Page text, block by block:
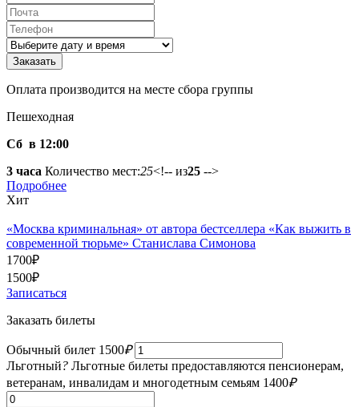
Оплата производится на месте сбора группы
Пешеходная
Сб в 12:00
3 часа Количество мест:25<!-- из25 -->
Подробнее
Хит
«Москва криминальная» от автора бестселлера «Как выжить в
современной тюрьме» Станислава Симонова
1700₽
1500₽
Записаться
Заказать билеты
Обычный билет 1500₽
Льготный? Льготные билеты предоставляются пенсионерам,
ветеранам, инвалидам и многодетным семьям 1400₽